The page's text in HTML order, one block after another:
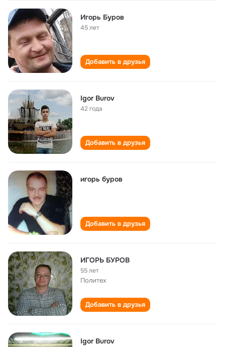
Игорь Буров
45 лет
Добавить в друзья
Igor Burov
42 года
Добавить в друзья
игорь буров
Добавить в друзья
ИГОРЬ БУРОВ
55 лет
Политех
Добавить в друзья
Igor Burov